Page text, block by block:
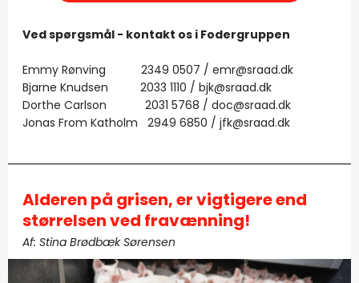
Ved spørgsmål - kontakt os i Fodergruppen
Emmy Rønving 2349 0507 / emr@sraad.dk
Bjarne Knudsen 2033 1110 / bjk@sraad.dk
Dorthe Carlson 2031 5768 / doc@sraad.dk
Jonas From Katholm 2949 6850 / jfk@sraad.dk
Alderen på grisen, er vigtigere end
størrelsen ved fravænning!
Af: Stina Brødbæk Sørensen